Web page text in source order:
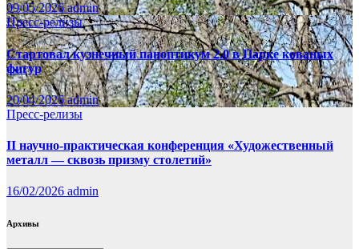
09/05/2026admin
Пресс-релизы
Стартовал кузнечный паноптикум 2.0 в Парке кованых
фигур
20/04/2026admin
Пресс-релизы
II научно-практическая конференция «Художественный
металл — сквозь призму столетий»
16/02/2026 admin
Архивы